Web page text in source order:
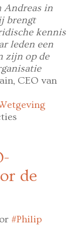
Andreas in
brengt
kennis
leden een
zijn op de
CEO van
de
#Philip